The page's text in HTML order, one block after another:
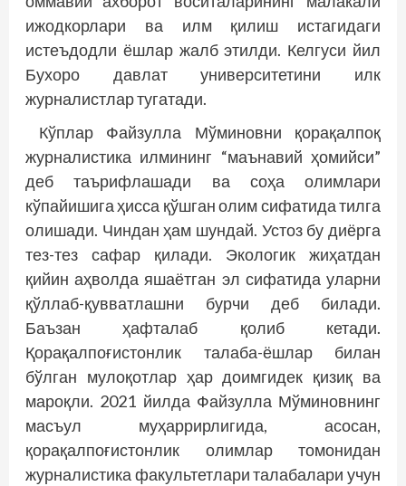
ижодкорлари ва илм қилиш истагидаги
истеъдодли ёшлар жалб этилди. Келгуси йил
Бухоро давлат университетини илк
журналистлар тугатади.
Кўплар Файзулла Мўминовни қорақалпоқ
журналистика илмининг “маънавий ҳомийси”
деб таърифлашади ва соҳа олимлари
кўпайишига ҳисса қўшган олим сифатида тилга
олишади. Чиндан ҳам шундай. Устоз бу диёрга
тез-тез сафар қилади. Экологик жиҳатдан
қийин аҳволда яшаётган эл сифатида уларни
қўллаб-қувватлашни бурчи деб билади.
Баъзан ҳафталаб қолиб кетади.
Қорақалпоғистонлик талаба-ёшлар билан
бўлган мулоқотлар ҳар доимгидек қизиқ ва
мароқли. 2021 йилда Файзулла Мўминовнинг
масъул муҳаррирлигида, асосан,
қорақалпоғистонлик олимлар томонидан
журналистика факультетлари талабалари учун